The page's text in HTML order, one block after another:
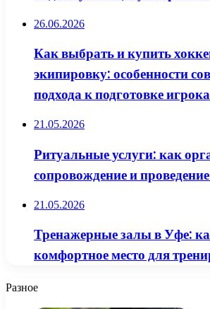
26.06.2026
Как выбрать и купить
экипировку: особенности
подхода к подготовке игрока
21.05.2026
Ритуальные услуги: как
сопровождение и
21.05.2026
Тренажерные залы в Уфе:
комфортное место для
Разное